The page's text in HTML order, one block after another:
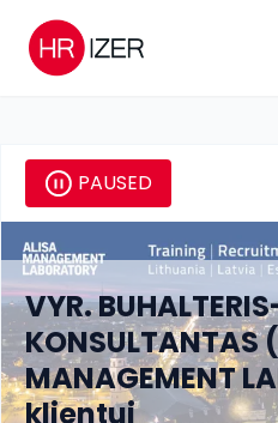
PAUSED
VYR.
KONSULTANTAS
MANAGEMENT
klientui